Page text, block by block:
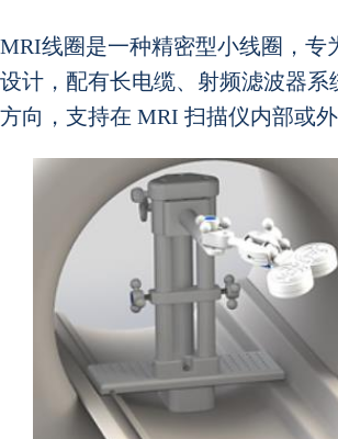
MRI线圈是一种精密型小线圈，专
设计，配有长电缆、射频滤波器系
方向，支持在 MRI 扫描仪内部或